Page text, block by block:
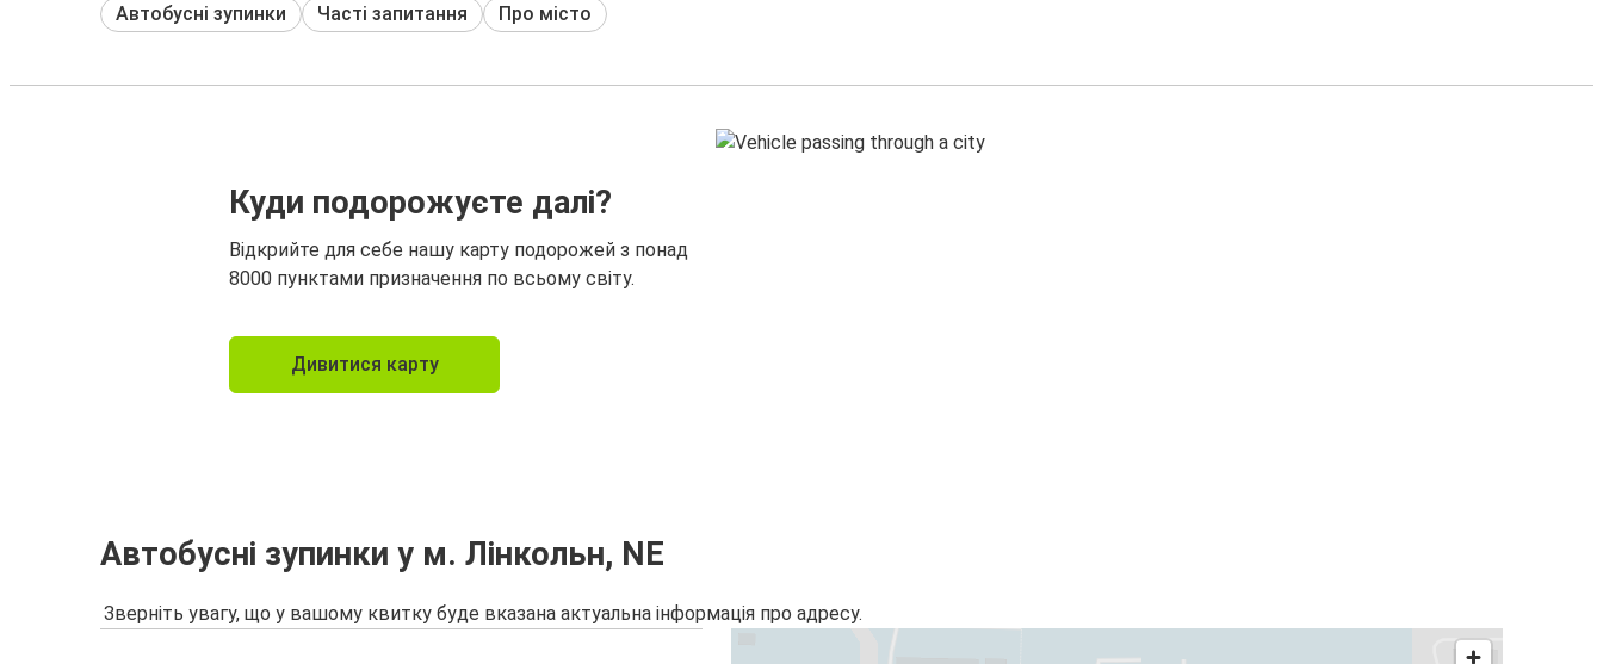
Автобусні зупинки Часті запитання Про місто
Куди подорожуєте далі?
Відкрийте для себе нашу карту подорожей з понад
8000 пунктами призначення по всьому світу.
Дивитися карту
Автобусні зупинки у м. Лінкольн, NE
Зверніть увагу, що у вашому квитку буде вказана актуальна інформація про адресу.